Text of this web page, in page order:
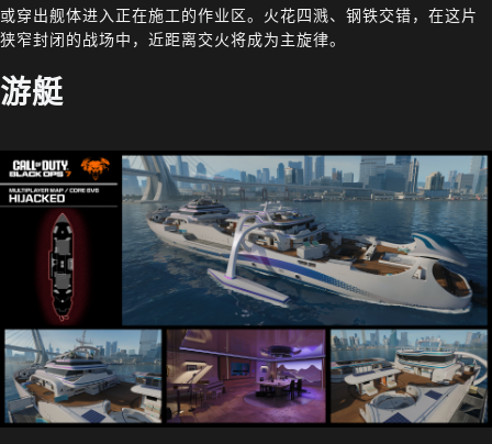
或穿出舰体进入正在施工的作业区。火花四溅、钢铁交错，在这片
狭窄封闭的战场中，近距离交火将成为主旋律。
游艇